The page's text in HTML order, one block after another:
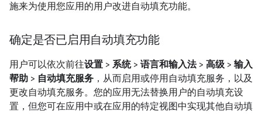
施来为使用您应用的用户改进自动填充功能。
确定是否已启用自动填充功能
用户可以依次前往设置 > 系统> 语言和输入法> 高级> 输入
帮助 > 自动填充服务 ，从而启用或停用自动填充服务，以及
更改自动填充服务。您的应用无法替换用户的自动填充设
置，但您可在应用中或在应用的特定视图中实现其他自动填